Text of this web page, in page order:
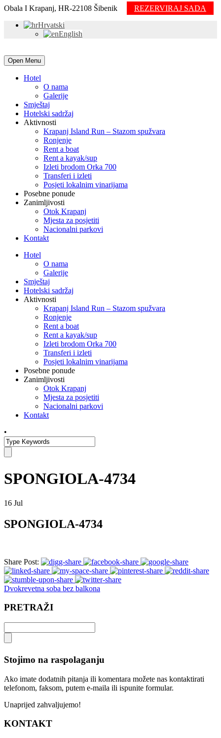
Obala I Krapanj, HR-22108 Šibenik
REZERVIRAJ SADA
Hrvatski
English
Open Menu
Hotel
O nama
Galerije
Smještaj
Hotelski sadržaj
Aktivnosti
Krapanj Island Run – Stazom spužvara
Ronjenje
Rent a boat
Rent a kayak/sup
Izleti brodom Orka 700
Transferi i izleti
Posjeti lokalnim vinarijama
Posebne ponude
Zanimljivosti
Otok Krapanj
Mjesta za posjetiti
Nacionalni parkovi
Kontakt
Hotel
O nama
Galerije
Smještaj
Hotelski sadržaj
Aktivnosti
Krapanj Island Run – Stazom spužvara
Ronjenje
Rent a boat
Rent a kayak/sup
Izleti brodom Orka 700
Transferi i izleti
Posjeti lokalnim vinarijama
Posebne ponude
Zanimljivosti
Otok Krapanj
Mjesta za posjetiti
Nacionalni parkovi
Kontakt
•
SPONGIOLA-4734
16 Jul
SPONGIOLA-4734
Share Post:
Dvokrevetna soba bez balkona
PRETRAŽI
Stojimo na raspolaganju
Ako imate dodatnih pitanja ili komentara možete nas kontaktirati
telefonom, faksom, putem e-maila ili ispunite formular.
Unaprijed zahvaljujemo!
KONTAKT